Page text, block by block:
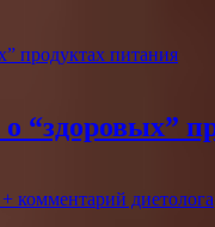
“здоровых”